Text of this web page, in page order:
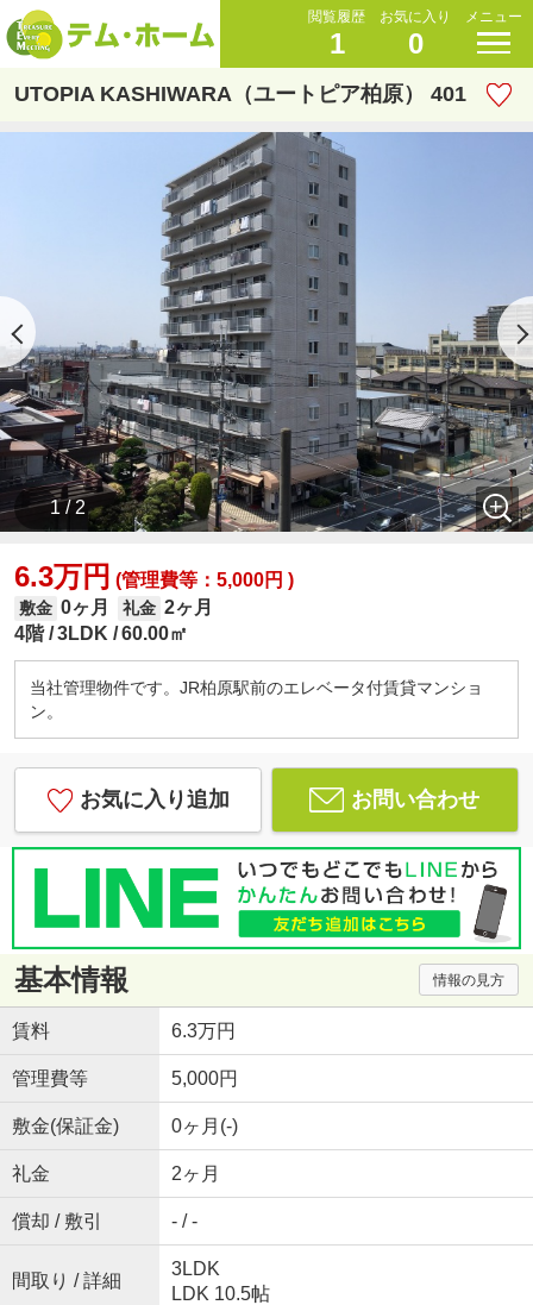
閲覧履歴
1
お気に入り
0
メニュー
UTOPIA KASHIWARA（ユートピア柏原） 401
1 / 2
6.3万円 (管理費等：5,000円 )
敷金 0ヶ月 礼金 2ヶ月
4階 3LDK 60.00㎡
当社管理物件です。JR柏原駅前のエレベータ付賃貸マンショ
ン。
お気に入り追加 お問い合わせ
基本情報 情報の見方
賃料 6.3万円
管理費等 5,000円
敷金(保証金) 0ヶ月(-)
礼金 2ヶ月
償却 / 敷引 - / -
間取り / 詳細
3LDK
LDK 10.5帖